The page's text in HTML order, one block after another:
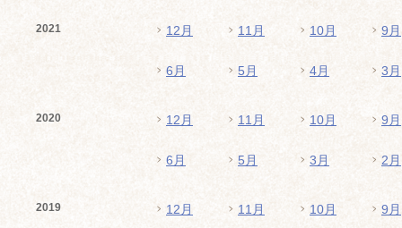
2021 12月 11月 10月 9月
6月 5月 4月 3月
2020 12月 11月 10月 9月
6月 5月 3月 2月
2019 12月 11月 10月 9月